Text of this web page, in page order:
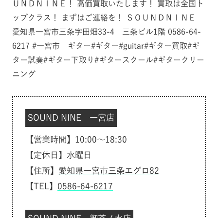
ＵＮＤＮＩＮＥ！ 高価買取いたします！ 買取は全国ト
ップクラス！ まずはご連絡を！ ＳＯＵＮＤＮＩＮＥ
愛知県一宮市三条字田畑33-4 三条ビル1階 0586-64-
6217 #一宮市 ギター#ギター#guitar#ギター買取#ギ
ター試奏#ギター下取り#ギタースクール#ギタークリー
ニング
SOUND NINE 一宮店
【営業時間】10:00～18:30
【定休日】水曜日
【住所】 愛知県一宮市三条エグロ82
【TEL】 0586-64-6217